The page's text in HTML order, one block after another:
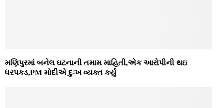
મણિપુરમાં બનેલ ઘટનાની તમામ માહિતી,એક આરોપીની થઇ
ધરપકડ,PM મોદીએ દુઃખ વ્યક્ત કર્યું